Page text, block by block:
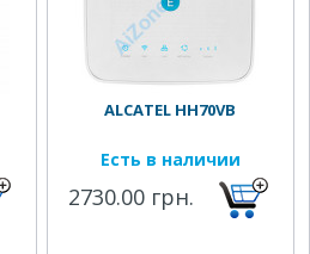
ALCATEL HH70VB
Есть в наличии
2730.00 грн.